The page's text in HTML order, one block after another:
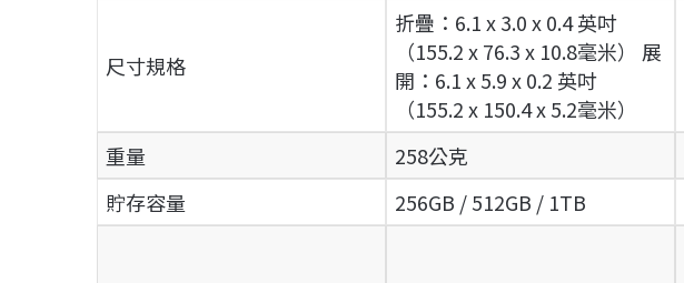
尺寸規格
折疊：6.1 x 3.0 x 0.4 英吋
（155.2 x 76.3 x 10.8毫米） 展
開：6.1 x 5.9 x 0.2 英吋
（155.2 x 150.4 x 5.2毫米）
重量
258公克
貯存容量
256GB / 512GB / 1TB